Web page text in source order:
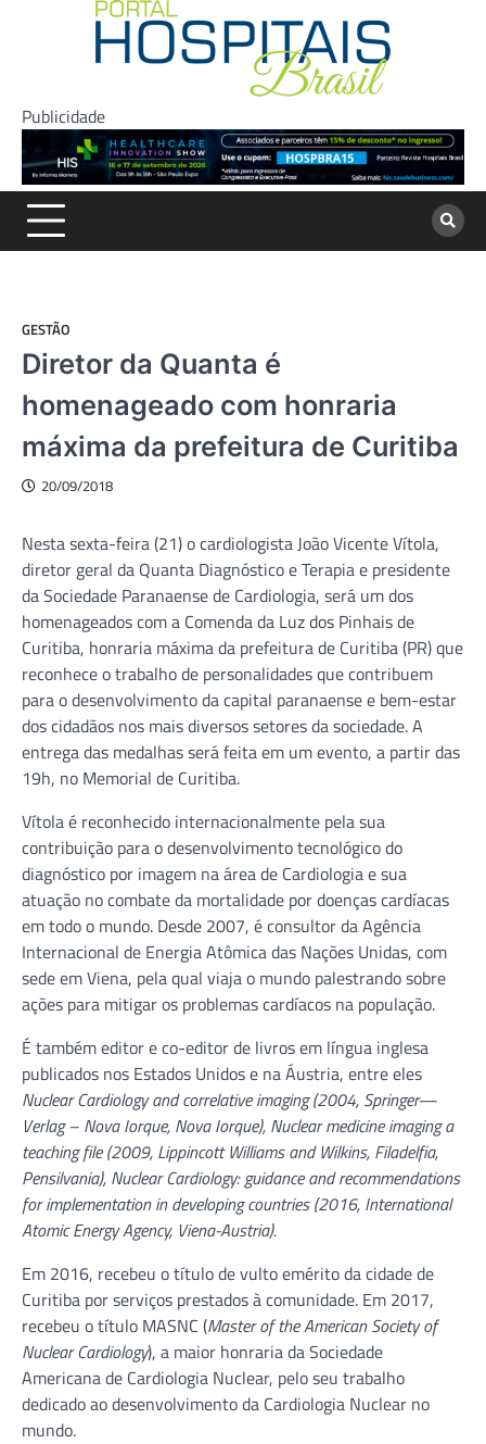
Publicidade
GESTÃO
Diretor da Quanta é
homenageado com honraria
máxima da prefeitura de Curitiba
20/09/2018
Nesta sexta-feira (21) o cardiologista João Vicente Vítola,
diretor geral da Quanta Diagnóstico e Terapia e presidente
da Sociedade Paranaense de Cardiologia, será um dos
homenageados com a Comenda da Luz dos Pinhais de
Curitiba, honraria máxima da prefeitura de Curitiba (PR) que
reconhece o trabalho de personalidades que contribuem
para o desenvolvimento da capital paranaense e bem-estar
dos cidadãos nos mais diversos setores da sociedade. A
entrega das medalhas será feita em um evento, a partir das
19h, no Memorial de Curitiba.
Vítola é reconhecido internacionalmente pela sua
contribuição para o desenvolvimento tecnológico do
diagnóstico por imagem na área de Cardiologia e sua
atuação no combate da mortalidade por doenças cardíacas
em todo o mundo. Desde 2007, é consultor da Agência
Internacional de Energia Atômica das Nações Unidas, com
sede em Viena, pela qual viaja o mundo palestrando sobre
ações para mitigar os problemas cardíacos na população.
É também editor e co-editor de livros em língua inglesa
publicados nos Estados Unidos e na Áustria, entre eles
Nuclear Cardiology and correlative imaging (2004, Springer—
Verlag – Nova Iorque, Nova Iorque), Nuclear medicine imaging a
teaching file (2009, Lippincott Williams and Wilkins, Filadelfia,
Pensilvania), Nuclear Cardiology: guidance and recommendations
for implementation in developing countries (2016, International
Atomic Energy Agency, Viena-Austria).
Em 2016, recebeu o título de vulto emérito da cidade de
Curitiba por serviços prestados à comunidade. Em 2017,
recebeu o título MASNC (Master of the American Society of
Nuclear Cardiology), a maior honraria da Sociedade
Americana de Cardiologia Nuclear, pelo seu trabalho
dedicado ao desenvolvimento da Cardiologia Nuclear no
mundo.